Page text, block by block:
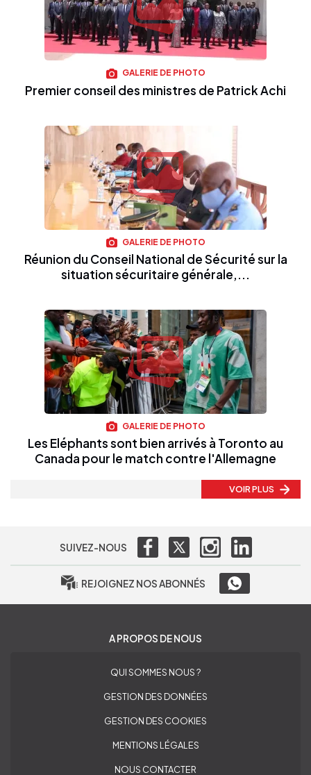
GALERIE DE PHOTO
Premier conseil des ministres de Patrick Achi
GALERIE DE PHOTO
Réunion du Conseil National de Sécurité sur la
situation sécuritaire générale,...
GALERIE DE PHOTO
Les Eléphants sont bien arrivés à Toronto au
Canada pour le match contre l'Allemagne
VOIR PLUS
SUIVEZ-NOUS
REJOIGNEZ NOS ABONNÉS
A PROPOS DE NOUS
QUI SOMMES NOUS ?
GESTION DES DONNÉES
GESTION DES COOKIES
MENTIONS LÉGALES
NOUS CONTACTER